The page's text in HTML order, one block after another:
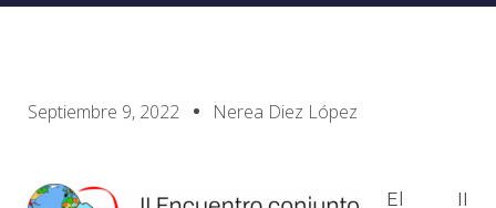
Septiembre 9, 2022 Nerea Diez López
El II